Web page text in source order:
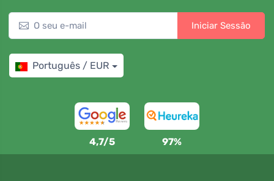
Iniciar Sessão
Português / EUR
4,7/5 97%